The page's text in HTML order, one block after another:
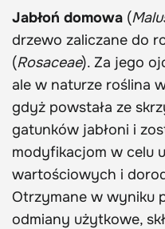
Jabłoń domowa (
drzewo zaliczane do
(Rosaceae). Za jego
ale w naturze roślina
gdyż powstała ze
gatunków jabłoni i
modyfikacjom w celu
wartościowych i
Otrzymane w wyniku
odmiany użytkowe,